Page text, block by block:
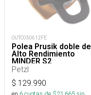
OUTC050612FE
Polea Prusik doble de
Alto Rendimiento
MINDER S2
Petzl
$ 129.990